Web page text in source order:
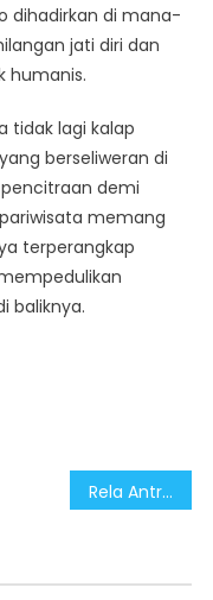
dihadirkan di mana-
jati diri dan
humanis.
tidak lagi kalap
berseliweran di
demi
memang
terperangkap
baliknya.
Rela Antre Berjubel di Richeese Factory Jombang meski Dianggap FOMO, Karena Pertama dan Satu-satunya